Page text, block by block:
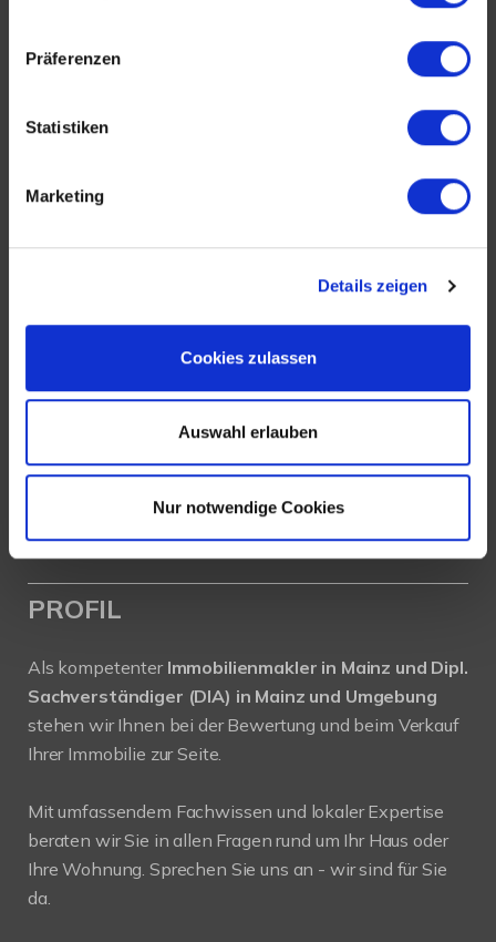
Präferenzen
Statistiken
Marketing
Details zeigen
Cookies zulassen
Auswahl erlauben
Nur notwendige Cookies
Köhler Immobilien GmbH
Bauschheimer Weg 28
Tel.: +49 (0) 6131 / 9010180
Fax: +49 (0) 6131 / 9010188
E-Mail: buero@immobilien-koehler.de
PROFIL
Als kompetenter Immobilienmakler in Mainz und Dipl.
Sachverständiger (DIA) in Mainz und Umgebung
stehen wir Ihnen bei der Bewertung und beim Verkauf
Ihrer Immobilie zur Seite.
Mit umfassendem Fachwissen und lokaler Expertise
beraten wir Sie in allen Fragen rund um Ihr Haus oder
Ihre Wohnung. Sprechen Sie uns an - wir sind für Sie
da.